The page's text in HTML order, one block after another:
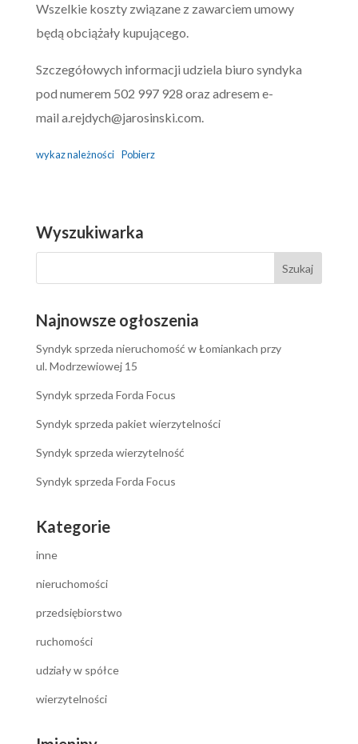
Wszelkie koszty związane z zawarciem umowy
będą obciążały kupującego.
Szczegółowych informacji udziela biuro syndyka
pod numerem 502 997 928 oraz adresem e-
mail a.rejdych@jarosinski.com.
wykaz należności Pobierz
Wyszukiwarka
Najnowsze ogłoszenia
Syndyk sprzeda nieruchomość w Łomiankach przy
ul. Modrzewiowej 15
Syndyk sprzeda Forda Focus
Syndyk sprzeda pakiet wierzytelności
Syndyk sprzeda wierzytelność
Syndyk sprzeda Forda Focus
Kategorie
inne
nieruchomości
przedsiębiorstwo
ruchomości
udziały w spółce
wierzytelności